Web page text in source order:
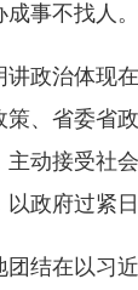
成事不找人。
治体现在
、省委省
动接受社
政府过紧
在以习近